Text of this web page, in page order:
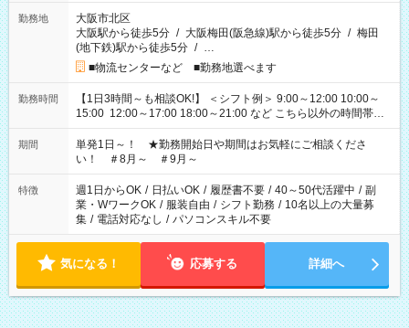
勤務地
大阪市北区
大阪駅から徒歩5分 / 大阪梅田(阪急線)駅から徒歩5分 / 梅田
(地下鉄)駅から徒歩5分 / …
■物流センターなど ■勤務地選べます
勤務時間
【1日3時間～も相談OK!】 ＜シフト例＞ 9:00～12:00 10:00～
15:00 12:00～17:00 18:00～21:00 など こちら以外の時間帯も
お気軽にご相談ください！
期間
単発1日～！ ★勤務開始日や期間はお気軽にご相談くださ
い！ ＃8月～ ＃9月～
特徴 週1日からOK / 日払いOK / 履歴書不要 / 40～50代活躍中 / 副
業・WワークOK / 服装自由 / シフト勤務 / 10名以上の大量募
集 / 電話対応なし / パソコンスキル不要
気になる！ 応募する 詳細へ